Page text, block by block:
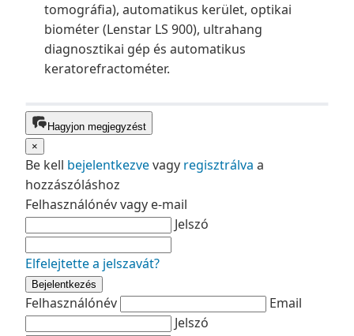
tomográfia), automatikus kerület, optikai
biométer (Lenstar LS 900), ultrahang
diagnosztikai gép és automatikus
keratorefractométer.
Hagyjon megjegyzést
×
Be kell bejelentkezvevagy regisztrálva a
hozzászóláshoz
Felhasználónév vagy e-mail
Jelszó
Elfelejtette a jelszavát?
Bejelentkezés
Felhasználónév
Email
Jelszó